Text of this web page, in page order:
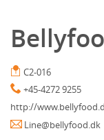
C2-016
+45-4272 9255
http://
Line@bellyfood.dk